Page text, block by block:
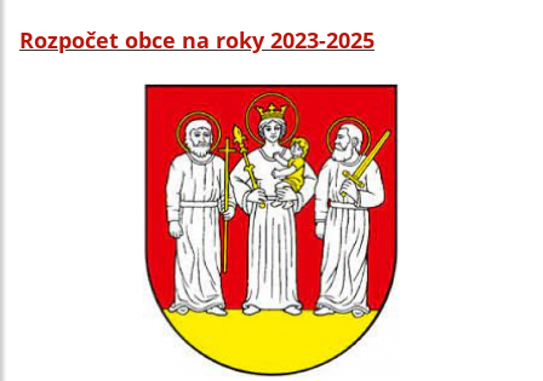
Rozpočet obce na roky 2023-2025